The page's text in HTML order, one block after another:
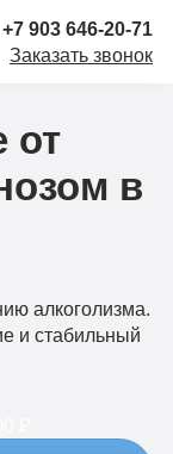
+7 903 646-20-71
Заказать звонок
от
в
алкоголизма.
и стабильный